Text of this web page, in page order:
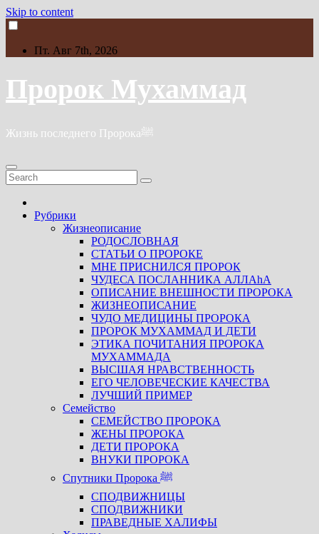
Skip to content
Пт. Авг 7th, 2026
Пророк Мухаммад
Жизнь последнего Пророкаﷺ
Рубрики
Жизнеописание
РОДОСЛОВНАЯ
СТАТЬИ О ПРОРОКЕ
МНЕ ПРИСНИЛСЯ ПРОРОК
ЧУДЕСА ПОСЛАННИКА АЛЛАhА
ОПИСАНИЕ ВНЕШНОСТИ ПРОРОКА
ЖИЗНЕОПИСАНИЕ
ЧУДО МЕДИЦИНЫ ПРОРОКА
ПРОРОК МУХАММАД И ДЕТИ
ЭТИКА ПОЧИТАНИЯ ПРОРОКА
МУХАММАДА
ВЫСШАЯ НРАВСТВЕННОСТЬ
ЕГО ЧЕЛОВЕЧЕСКИЕ КАЧЕСТВА
ЛУЧШИЙ ПРИМЕР
Семейство
СЕМЕЙСТВО ПРОРОКА
ЖЕНЫ ПРОРОКА
ДЕТИ ПРОРОКА
ВНУКИ ПРОРОКА
Спутники Пророка ﷺ
СПОДВИЖНИЦЫ
СПОДВИЖНИКИ
ПРАВЕДНЫЕ ХАЛИФЫ